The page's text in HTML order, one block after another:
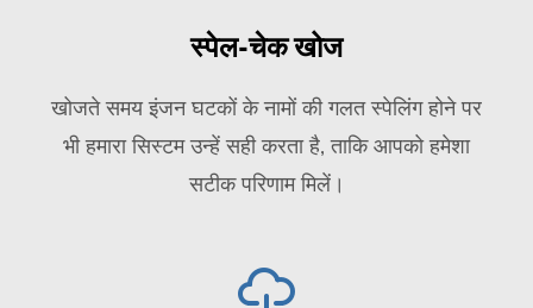
स्पेल-चेक खोज
खोजते समय इंजन घटकों के नामों की गलत स्पेलिंग होने पर
भी हमारा सिस्टम उन्हें सही करता है, ताकि आपको हमेशा
सटीक परिणाम मिलें।